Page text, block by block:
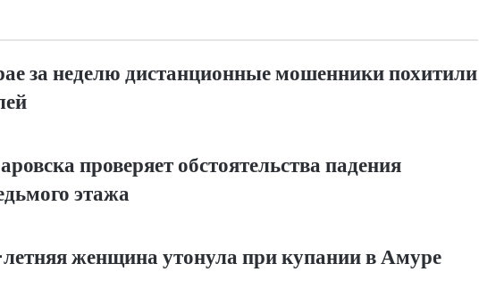
за неделю дистанционные мошенники похитили
проверяет обстоятельства падения
этажа
женщина утонула при купании в Амуре